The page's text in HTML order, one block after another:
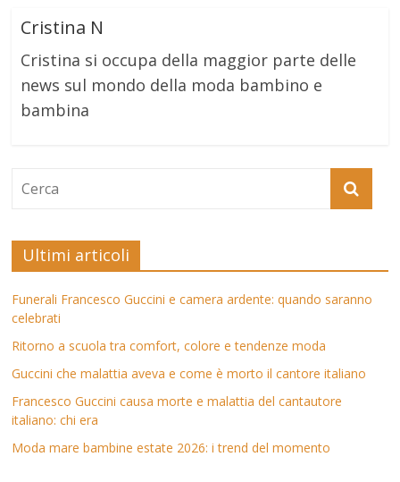
Cristina N
Cristina si occupa della maggior parte delle
news sul mondo della moda bambino e
bambina
Ultimi articoli
Funerali Francesco Guccini e camera ardente: quando saranno
celebrati
Ritorno a scuola tra comfort, colore e tendenze moda
Guccini che malattia aveva e come è morto il cantore italiano
Francesco Guccini causa morte e malattia del cantautore
italiano: chi era
Moda mare bambine estate 2026: i trend del momento